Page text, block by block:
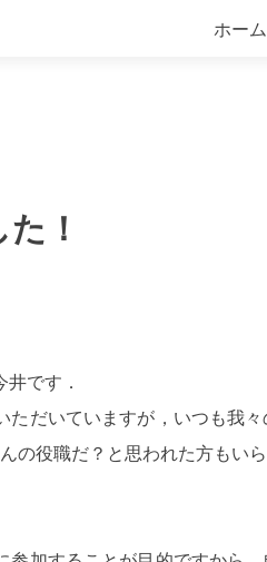
ン
ホーム
！
です．
ただいていますが，いつも我
の役職だ？と思われた方もい